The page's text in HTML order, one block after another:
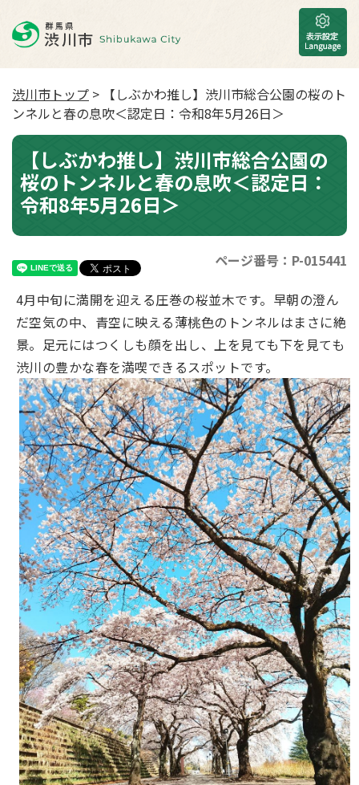
渋川市トップ > 【しぶかわ推し】渋川市総合公園の桜のト
ンネルと春の息吹＜認定日：令和8年5月26日＞
【しぶかわ推し】渋川市総合公園の
桜のトンネルと春の息吹＜認定日：
令和8年5月26日＞
ページ番号：P-015441
4⽉中旬に満開を迎える圧巻の桜並⽊です。早朝の澄ん
だ空気の中、⻘空に映える薄桃⾊のトンネルはまさに絶
景。⾜元にはつくしも顔を出し、上を⾒ても下を⾒ても
渋川の豊かな春を満喫できるスポットです。